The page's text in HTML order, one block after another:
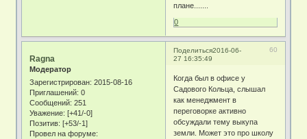
плане.......
0
Поделиться 60
2016-06-
27 16:35:49
Ragna
Модератор
Зарегистрирован: 2015-08-16
Приглашений: 0
Сообщений: 251
Уважение: [+41/-0]
Позитив: [+53/-1]
Провел на форуме:
Когда был в офисе у
Садового Кольца, слышал
как менеджмент в
переговорке активно
обсуждали тему выкупа
земли. Может это про школу